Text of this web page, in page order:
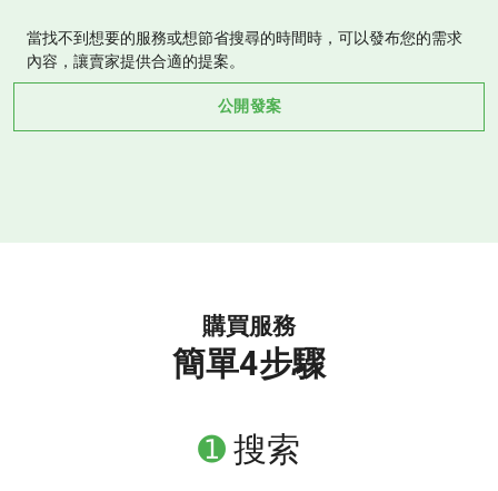
當找不到想要的服務或想節省搜尋的時間時，可以發布您的需求
內容，讓賣家提供合適的提案。
公開發案
購買服務
簡單4步驟
➊搜索